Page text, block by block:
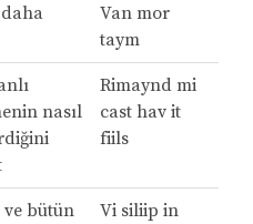
Van mor
taym
nasıl
Rimaynd mi
cast hav it
fiils
bütün
Vi siliip in